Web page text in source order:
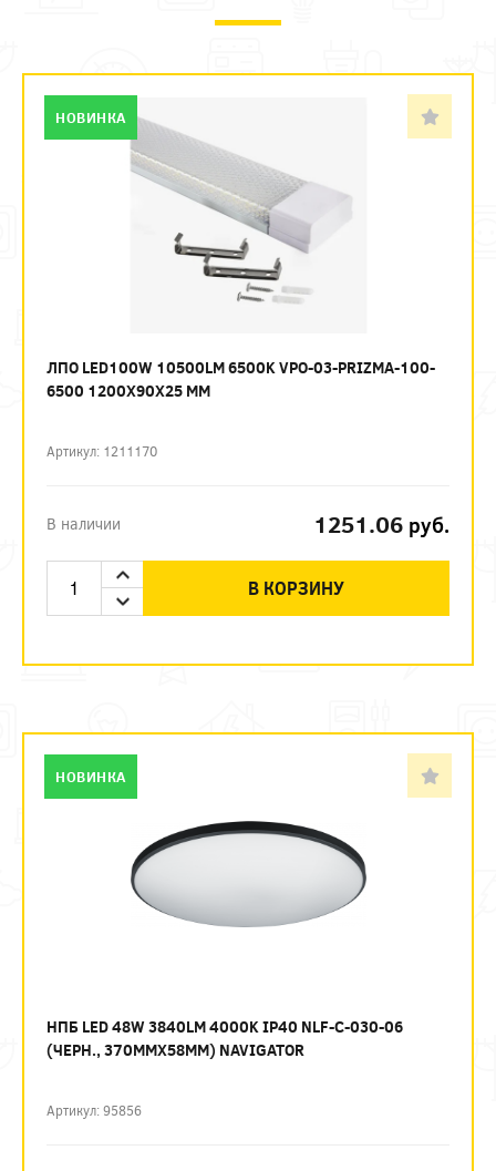
ЛПО LED100W 10500LM 6500K VPO-03-PRIZMA-100-
6500 1200Х90Х25 ММ
Артикул: 1211170
В наличии 1251.06 руб.
В КОРЗИНУ
НОВИНКА
НПБ LED 48W 3840LM 4000K IP40 NLF-C-030-06
(ЧЕРН., 370ММХ58ММ) NAVIGATOR
Артикул: 95856
НОВИНКА